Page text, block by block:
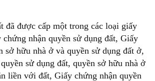
đã được cấp một trong các loại giấy
nhận quyền sử dụng đất, Giấy
sở hữu nhà ở và quyền sử dụng đất ở,
sử dụng đất, quyền sở hữu nhà ở
liền với đất, Giấy chứng nhận quyền